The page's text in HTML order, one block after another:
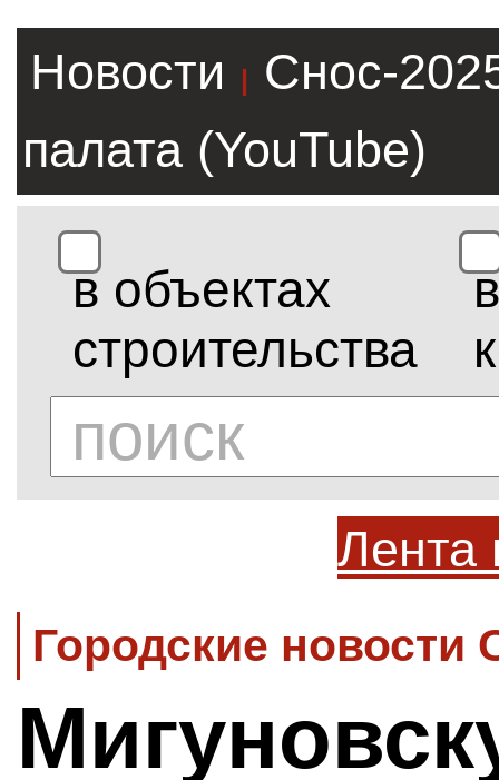
Новости |
Снос-
палата (YouTube)
в объектах
строительства
в
Лента
Городские новости